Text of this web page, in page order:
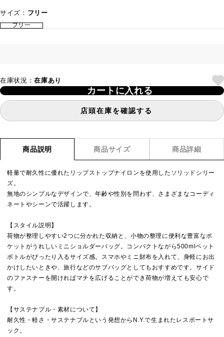
サイズ： フリー
フリー
在庫状況：在庫あり
カートに入れる
店頭在庫を確認する
商品説明 商品サイズ 商品詳細
軽量で耐久性に優れたリップストップナイロンを使用したソリッドシリー
ズ。
無地のシンプルなデザインで、年齢や性別を問わず、さまざまなコーディ
ネートやシーンで活躍します。
【スタイル説明】
荷物が整理しやすい2つに分かれた収納と、小物の整理に便利な豊富なポ
ケットがうれしいミニショルダーバッグ。コンパクトながら500mlペット
ボトルがぴったり入るサイズ感。スマホやミニ財布を入れて、身軽にお出
かけしたいときや、旅行などのサブバッグとしてもおすすめです。サイド
のファスナーを開ければマチを広げることができ荷物が増えても安心で
す。
【サステナブル・素材について】
耐久性・軽さ・サステナブルという発想からN.Y.で生まれたレスポートサ
ック。